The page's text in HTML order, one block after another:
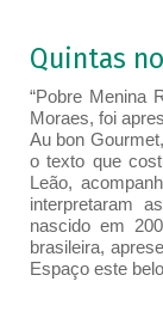
Quintas no
“Pobre Menina
Moraes, foi
Au bon
o texto que
Leão,
interpretaram
nascido em
brasileira,
Espaço este